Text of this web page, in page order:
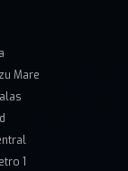
Mare
1